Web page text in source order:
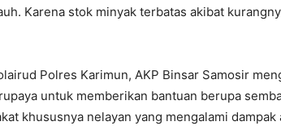
Karena stok minyak terbatas akibat
Polres Karimun, AKP Binsar Samosir
untuk memberikan bantuan berupa
khususnya nelayan yang mengalami dampak